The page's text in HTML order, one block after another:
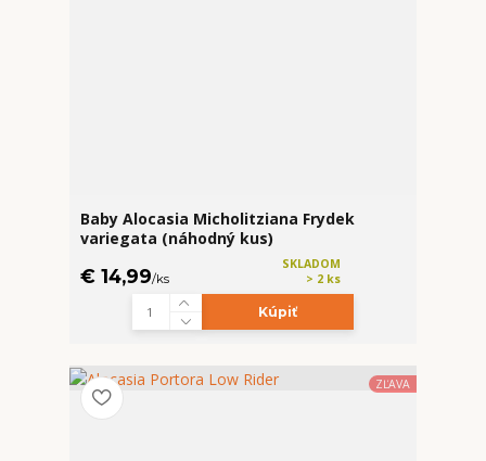
Baby Alocasia Micholitziana Frydek
variegata (náhodný kus)
€ 14,99/ks
SKLADOM
> 2 ks
Kúpiť
ZĽAVA